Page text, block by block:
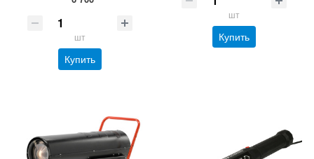
шт
Купить
шт
Купить